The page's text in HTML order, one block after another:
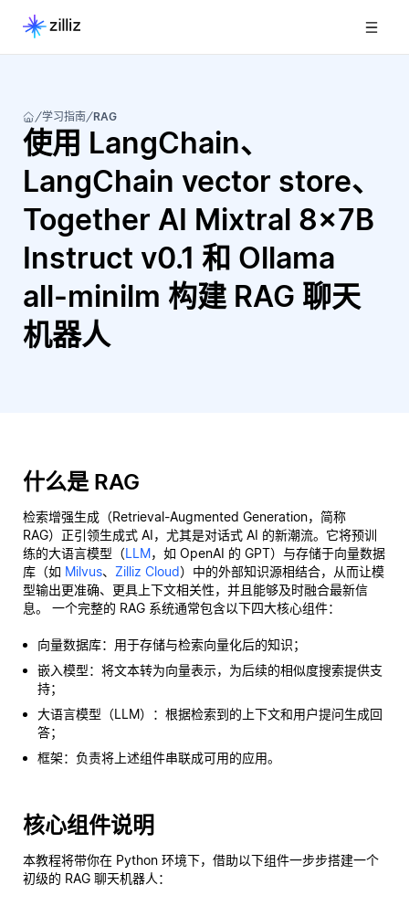
学习指南 RAG
使用 LangChain、
LangChain vector store、
Together AI Mixtral 8x7B
Instruct v0.1 和 Ollama
all-minilm 构建 RAG 聊天
机器人
什么是 RAG
检索增强生成（Retrieval-Augmented Generation，简称
RAG）正引领生成式 AI，尤其是对话式 AI 的新潮流。它将预训
练的大语言模型（LLM，如 OpenAI 的 GPT）与存储于向量数据
库（如 Milvus、 Zilliz Cloud）中的外部知识源相结合，从而让模
型输出更准确、更具上下文相关性，并且能够及时融合最新信
息。 一个完整的 RAG 系统通常包含以下四大核心组件：
向量数据库：用于存储与检索向量化后的知识；
嵌入模型：将文本转为向量表示，为后续的相似度搜索提供支
持；
大语言模型（LLM）：根据检索到的上下文和用户提问生成回
答；
框架：负责将上述组件串联成可用的应用。
核心组件说明
本教程将带你在 Python 环境下，借助以下组件一步步搭建一个
初级的 RAG 聊天机器人：